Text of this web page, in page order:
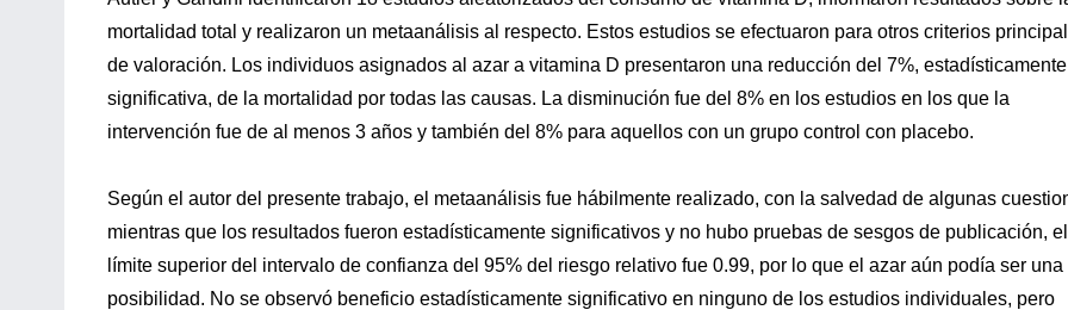
mortalidad total y realizaron un metaanálisis al respecto. Estos estudios se efectuaron para otros criterios
de valoración. Los individuos asignados al azar a vitamina D presentaron una reducción del 7%, estadísticamente
significativa, de la mortalidad por todas las causas. La disminución fue del 8% en los estudios en los que la
intervención fue de al menos 3 años y también del 8% para aquellos con un grupo control con placebo.
Según el autor del presente trabajo, el metaanálisis fue hábilmente realizado, con la salvedad de algunas
mientras que los resultados fueron estadísticamente significativos y no hubo pruebas de sesgos de publicación, el
límite superior del intervalo de confianza del 95% del riesgo relativo fue 0.99, por lo que el azar aún podía ser una
posibilidad. No se observó beneficio estadísticamente significativo en ninguno de los estudios individuales, pero